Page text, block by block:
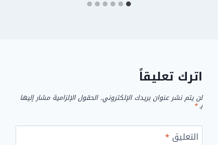
اترك تعليقاً
لن يتم نشر عنوان بريدك الإلكتروني. الحقول الإلزامية مشار إليها
بـ*
التعليق*